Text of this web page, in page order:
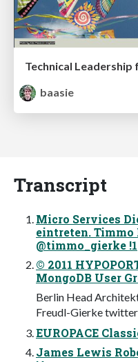
baasie
Transcript
Micro Services
eintreten. Timmo
@timmo_gierke !1
© 2011
MongoDB User
Berlin Head
Freudl-Gierke
EUROPACE
James Lewis